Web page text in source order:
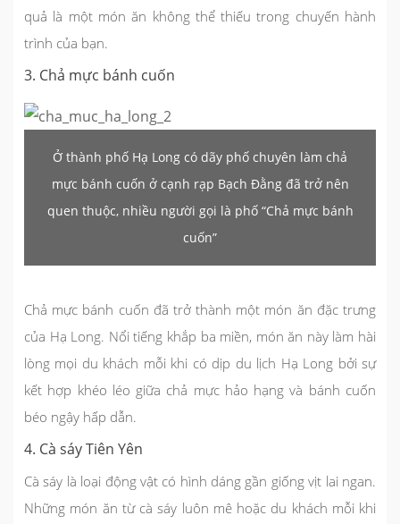
quả là một món ăn không thể thiếu trong chuyến hành
trình của bạn.
3. Chả mực bánh cuốn
Ở thành phố Hạ Long có dãy phố chuyên làm chả
mực bánh cuốn ở cạnh rạp Bạch Đằng đã trở nên
quen thuộc, nhiều người gọi là phố “Chả mực bánh
cuốn”
Chả mực bánh cuốn đã trở thành một món ăn đặc trưng
của Hạ Long. Nổi tiếng khắp ba miền, món ăn này làm hài
lòng mọi du khách mỗi khi có dịp du lịch Hạ Long bởi sự
kết hợp khéo léo giữa chả mực hảo hạng và bánh cuốn
béo ngậy hấp dẫn.
4. Cà sáy Tiên Yên
Cà sáy là loại động vật có hình dáng gần giống vịt lai ngan.
Những món ăn từ cà sáy luôn mê hoặc du khách mỗi khi